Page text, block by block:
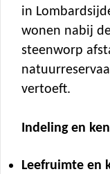
in
wonen nabij
steenworp
vertoeft.
Indeling en
Leefruimte en